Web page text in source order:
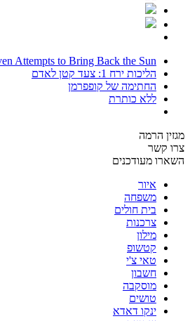
Attempts to Bring Back the Sun
הליכות ירח 1: צעד קטן לאדם
החתימה של קופפרמן
ללא כותרת
מגזין הרמה
צרו קשר
השארו מעודכנים
איור
משפחה
בית חולים
צרכנות
מילון
קטשופ
טאי צ'י
חשבון
מוסקבה
טושים
ינקו דאדא